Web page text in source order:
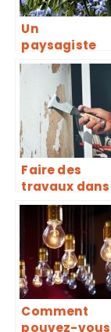
Un
paysagiste
dans les
environs de
Poitiers
Faire des
travaux dans
sa maison
seul, une
bonne idée ?
Comment
pouvez-vous